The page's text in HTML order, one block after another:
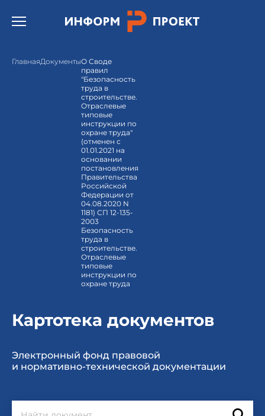
Открыть бургер меню.
ГлавнаяДокументыО Своде
правил
"Безопасность
труда в
строительстве.
Отраслевые
типовые
инструкции по
охране труда"
(отменен с
01.01.2021 на
основании
постановления
Правительства
Российской
Федерации от
04.08.2020 N
1181) СП 12-135-
2003
Безопасность
труда в
строительстве.
Отраслевые
типовые
инструкции по
охране труда
Картотека документов
Электронный фонд правовой
и нормативно-технической документации